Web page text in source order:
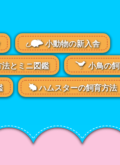
小動物の新入舎
とミニ図鑑 小鳥の
ハムスターの飼育方法